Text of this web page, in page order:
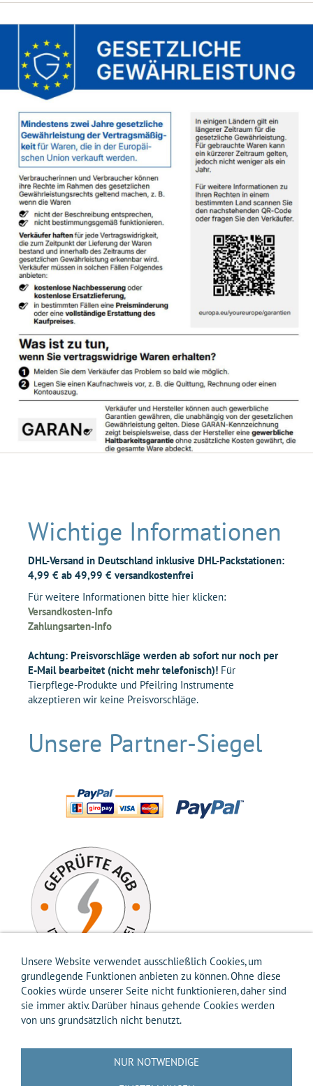
Wichtige Informationen
DHL-Versand in Deutschland inklusive DHL-Packstationen:
4,99 € ab 49,99 € versandkostenfrei
Für weitere Informationen bitte hier klicken:
Versandkosten-Info
Zahlungsarten-Info
Achtung: Preisvorschläge werden ab sofort nur noch per
E-Mail bearbeitet (nicht mehr telefonisch)! Für
Tierpflege-Produkte und Pfeilring Instrumente
akzeptieren wir keine Preisvorschläge.
Unsere Partner-Siegel
Versandkosten-InfoZahlungsarten-InfoHilfeDatenschutz
Unsere Website verwendet ausschließlich Cookies, um
grundlegende Funktionen anbieten zu können. Ohne diese
Cookies würde unserer Seite nicht funktionieren, daher sind
sie immer aktiv. Darüber hinaus gehende Cookies werden
von uns grundsätzlich nicht benutzt.
NUR NOTWENDIGE